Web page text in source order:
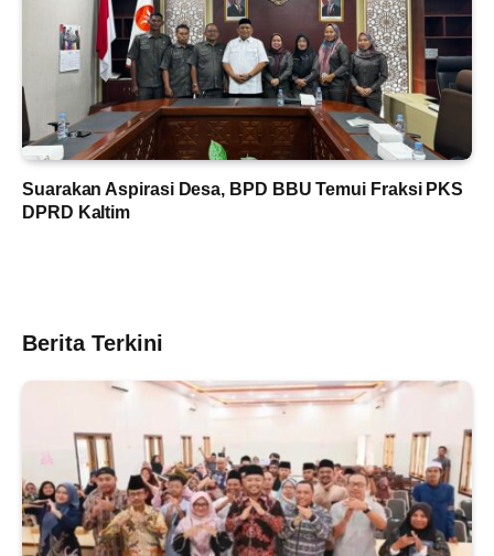
Suarakan Aspirasi Desa, BPD BBU Temui Fraksi PKS
DPRD Kaltim
Berita Terkini